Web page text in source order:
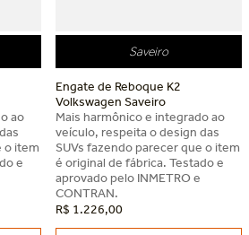
ao
o item
e
Saveiro
Engate de Reboque K2
Volkswagen Saveiro
Mais harmônico e integrado ao
veículo, respeita o design das
SUVs fazendo parecer que o item
é original de fábrica. Testado e
aprovado pelo INMETRO e
CONTRAN.
R$ 1.226,00